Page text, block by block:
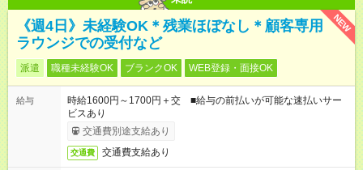
NEW
《週4日》未経験OK＊残業ほぼなし＊顧客専用
ラウンジでの受付など
派遣 職種未経験OK ブランクOK WEB登録・面接OK
給与
時給1600円～1700円＋交 ■給与の前払いが可能な速払いサー
ビスあり
交通費別途支給あり
交通費 交通費支給あり